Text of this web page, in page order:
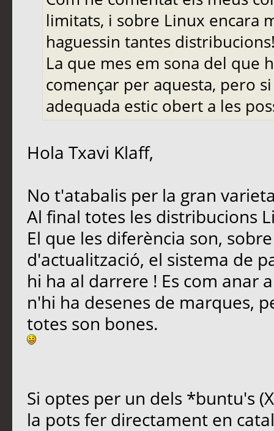
limitats, i sobre Linux encara
haguessin tantes
La que mes em sona del que
començar per aquesta, pero
adequada estic obert a les
Hola Txavi Klaff,
No t'atabalis per la gran
Al final totes les distribucions
El que les diferència son,
d'actualització, el sistema de
hi ha al darrere ! Es com anar
n'hi ha desenes de marques,
totes son bones.
Si optes per un dels *buntu's
la pots fer directament en